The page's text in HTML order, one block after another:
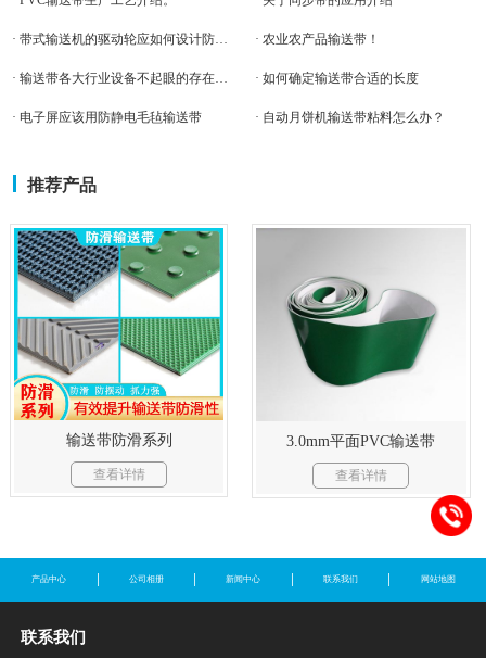
· 带式输送机的驱动轮应如何设计防止输送带跑偏 · 农业农产品输送带！
· 输送带各大行业设备不起眼的存在，却作用巨大！ · 如何确定输送带合适的长度
· 电子屏应该用防静电毛毡输送带 · 自动月饼机输送带粘料怎么办？
推荐产品
输送带防滑系列
查看详情
3.0mm平面PVC输送带
查看详情
产品中心 公司相册 新闻中心 联系我们 网站地图
联系我们